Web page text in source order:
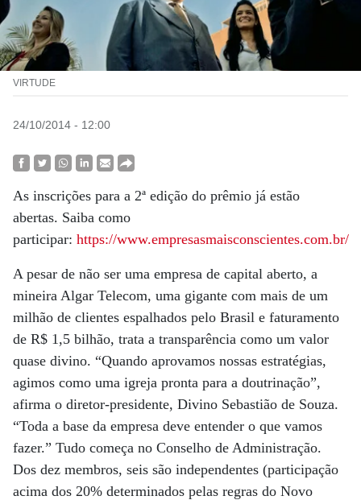
VIRTUDE
24/10/2014 - 12:00
As inscrições para a 2ª edição do prêmio já estão
abertas. Saiba como
participar: https://www.empresasmaisconscientes.com.br/
A pesar de não ser uma empresa de capital aberto, a
mineira Algar Telecom, uma gigante com mais de um
milhão de clientes espalhados pelo Brasil e faturamento
de R$ 1,5 bilhão, trata a transparência como um valor
quase divino. “Quando aprovamos nossas estratégias,
agimos como uma igreja pronta para a doutrinação”,
afirma o diretor-presidente, Divino Sebastião de Souza.
“Toda a base da empresa deve entender o que vamos
fazer.” Tudo começa no Conselho de Administração.
Dos dez membros, seis são independentes (participação
acima dos 20% determinados pelas regras do Novo